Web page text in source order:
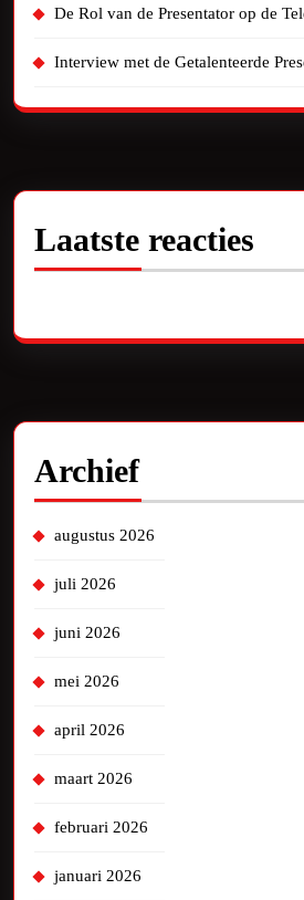
De Rol van de Presentator op de
Interview met de Getalenteerde
Laatste reacties
Archief
augustus 2026
juli 2026
juni 2026
mei 2026
april 2026
maart 2026
februari 2026
januari 2026